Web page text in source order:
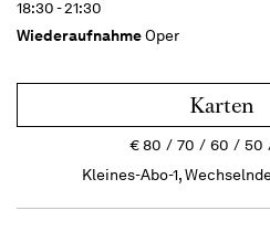
18:30 - 21:30
WiederaufnahmeOper
Karten
€80 70 60 50
Kleines-Abo-1,